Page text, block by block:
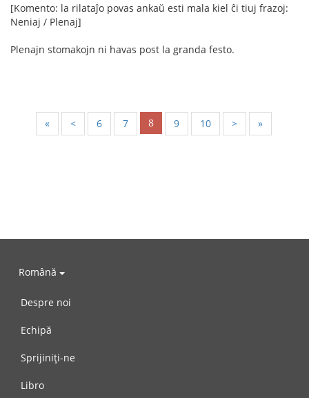
[Komento: la rilataĵo povas ankaŭ esti mala kiel ĉi tiuj frazoj:
Neniaj / Plenaj]
Plenajn stomakojn ni havas post la granda festo.
« < 6 7 8 9 10 > »
Română
Despre noi
Echipă
Sprijiniți-ne
Libro